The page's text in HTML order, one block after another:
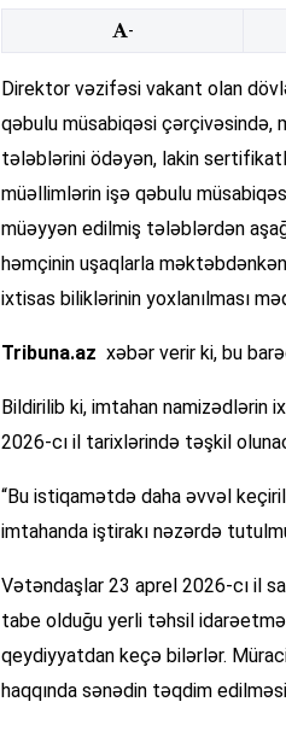
-
Direktor vəzifəsi vakant olan
qəbulu müsabiqəsi çərçivəsində,
tələblərini ödəyən, lakin
müəllimlərin işə qəbulu
müəyyən edilmiş tələblərdən
həmçinin uşaqlarla
ixtisas biliklərinin yoxlanılması
Tribuna.az xəbər verir ki, bu
Bildirilib ki, imtahan namizədlərin
2026-cı il tarixlərində təşkil
“Bu istiqamətdə daha əvvəl
imtahanda iştirakı nəzərdə
Vətəndaşlar 23 aprel 2026-cı il
tabe olduğu yerli təhsil
qeydiyyatdan keçə bilərlər.
haqqında sənədin təqdim